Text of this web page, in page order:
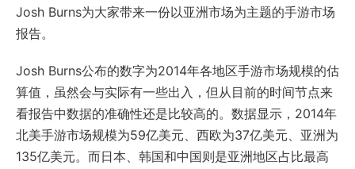
Josh Burns为大家带来一份以亚洲市场为主题的手游市场
报告。
Josh Burns公布的数字为2014年各地区手游市场规模的估
算值，虽然会与实际有一些出入，但从目前的时间节点来
看报告中数据的准确性还是比较高的。数据显示，2014年
北美手游市场规模为59亿美元、西欧为37亿美元、亚洲为
135亿美元。而日本、韩国和中国则是亚洲地区占比最高